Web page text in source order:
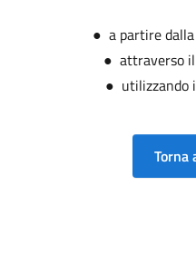
● a partire dalla
● attraverso
● utilizzando
Torna